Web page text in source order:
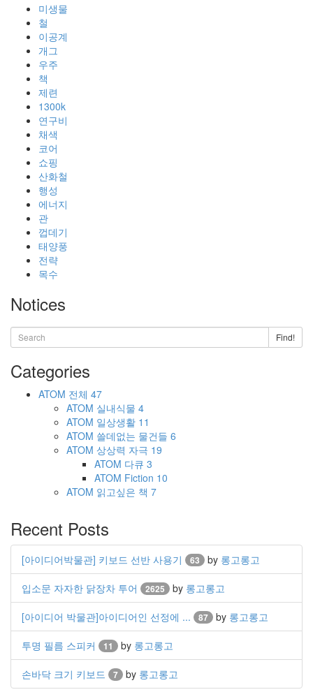
미생물
철
이공계
개그
우주
책
제련
1300k
연구비
채색
코어
쇼핑
산화철
행성
에너지
관
껍데기
태양풍
전략
목수
Notices
Find!
Categories
ATOM 전체 47
ATOM 실내식물 4
ATOM 일상생활 11
ATOM 쓸데없는 물건들 6
ATOM 상상력 자극 19
ATOM 다큐 3
ATOM Fiction 10
ATOM 읽고싶은 책 7
Recent Posts
[아이디어박물관] 키보드 선반 사용기 63 by 롱고롱고
입소문 자자한 닭장차 투어 2625 by 롱고롱고
[아이디어 박물관]아이디어인 선정에 ... 87 by 롱고롱고
투명 필름 스피커 11 by 롱고롱고
손바닥 크기 키보드 7 by 롱고롱고